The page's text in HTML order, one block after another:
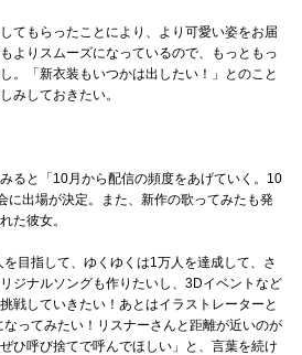
てもらったことにより、より可愛い姿をお届
よりスムーズになっているので、もっともっ
。「新衣装もいつかは出したい！」とのこと
みしておきたい。
ると「10月から配信の頻度をあげていく。10
に出場が決定。また、新作の歌ってみたも発
た彼女。
目指して、ゆくゆくは1万人を達成して、さ
ジナルソングも作りたいし、3Dイベントなど
戦していきたい！あとはイラストレーターと
ってみたい！リスナーさんと距離が近いのが
ひ呼び捨てで呼んでほしい」と、言葉を続け